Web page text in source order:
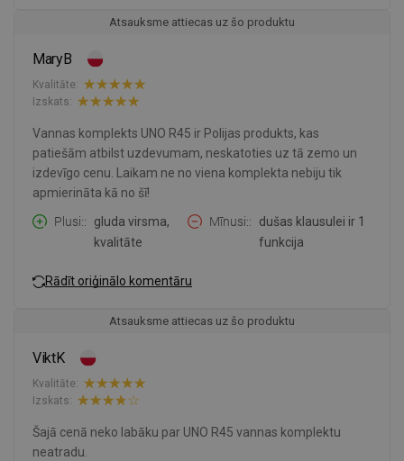
Atsauksme attiecas uz šo produktu
MaryB
Kvalitāte:
Izskats:
Vannas komplekts UNO R45 ir Polijas produkts, kas
patiešām atbilst uzdevumam, neskatoties uz tā zemo un
izdevīgo cenu. Laikam ne no viena komplekta nebiju tik
apmierināta kā no šī!
Plusi:
gluda virsma,
kvalitāte
Mīnusi:
dušas klausulei ir 1
funkcija
Rādīt oriģinālo komentāru
Atsauksme attiecas uz šo produktu
ViktK
Kvalitāte:
Izskats:
Šajā cenā neko labāku par UNO R45 vannas komplektu
neatradu.